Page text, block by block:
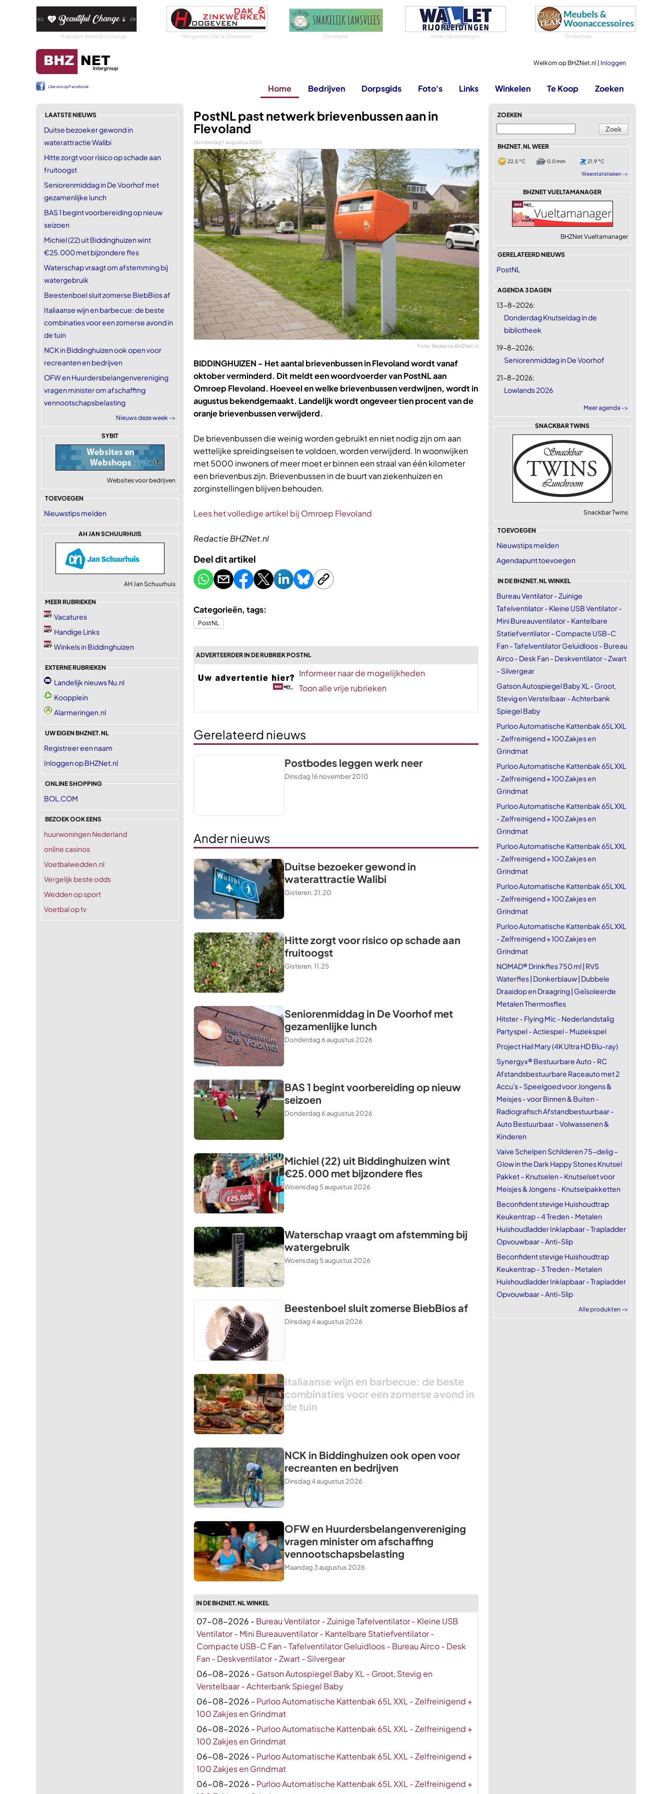
Kapsalon Beautiful Change Hoogeveen Dak & Zinkwerken Flevolamb Wallet Rijopleidingen Polderteak
Welkom op BHZNet.nl | Inloggen
Like ons op Facebook Home Bedrijven Dorpsgids Foto's Links Winkelen Te Koop Zoeken
LAATSTE NIEUWS
Duitse bezoeker gewond in
waterattractie Walibi
Hitte zorgt voor risico op schade aan
fruitoogst
Seniorenmiddag in De Voorhof met
gezamenlijke lunch
BAS 1 begint voorbereiding op nieuw
seizoen
Michiel (22) uit Biddinghuizen wint
€25.000 met bijzondere fles
Waterschap vraagt om afstemming bij
watergebruik
Beestenboel sluit zomerse BiebBios af
Italiaanse wijn en barbecue: de beste
combinaties voor een zomerse avond in
de tuin
NCK in Biddinghuizen ook open voor
recreanten en bedrijven
OFW en Huurdersbelangenvereniging
vragen minister om afschaffing
vennootschapsbelasting
Nieuws deze week ->
SYBIT
Websites voor bedrijven
TOEVOEGEN
Nieuwstips melden
AH JAN SCHUURHUIS
AH Jan Schuurhuis
MEER RUBRIEKEN
Vacatures
Handige Links
Winkels in Biddinghuizen
EXTERNE RUBRIEKEN
Landelijk nieuws Nu.nl
Koopplein
Alarmeringen.nl
UW EIGEN BHZNET.NL
Registreer een naam
Inloggen op BHZNet.nl
ONLINE SHOPPING
BOL.COM
BEZOEK OOK EENS
huurwoningen Nederland
online casinos
Voetbalwedden.nl
Vergelijk beste odds
Wedden op sport
Voetbal op tv
PostNL past netwerk brievenbussen aan in
Flevoland
Donderdag 1 augustus 2024
Foto: Redactie BHZNet.nl
BIDDINGHUIZEN - Het aantal brievenbussen in Flevoland wordt vanaf
oktober verminderd. Dit meldt een woordvoerder van PostNL aan
Omroep Flevoland. Hoeveel en welke brievenbussen verdwijnen, wordt in
augustus bekendgemaakt. Landelijk wordt ongeveer tien procent van de
oranje brievenbussen verwijderd.
De brievenbussen die weinig worden gebruikt en niet nodig zijn om aan
wettelijke spreidingseisen te voldoen, worden verwijderd. In woonwijken
met 5000 inwoners of meer moet er binnen een straal van één kilometer
een brievenbus zijn. Brievenbussen in de buurt van ziekenhuizen en
zorginstellingen blijven behouden.
Lees het volledige artikel bij Omroep Flevoland
Redactie BHZNet.nl
Deel dit artikel
Categorieën, tags:
PostNL
ADVERTEERDER IN DE RUBRIEK POSTNL
Informeer naar de mogelijkheden
Toon alle vrije rubrieken
Gerelateerd nieuws
Postbodes leggen werk neer
Dinsdag 16 november 2010
Ander nieuws
Duitse bezoeker gewond in
waterattractie Walibi
Gisteren, 21.20
Hitte zorgt voor risico op schade aan
fruitoogst
Gisteren, 11.25
Seniorenmiddag in De Voorhof met
gezamenlijke lunch
Donderdag 6 augustus 2026
BAS 1 begint voorbereiding op nieuw
seizoen
Donderdag 6 augustus 2026
Michiel (22) uit Biddinghuizen wint
€25.000 met bijzondere fles
Woensdag 5 augustus 2026
Waterschap vraagt om afstemming bij
watergebruik
Woensdag 5 augustus 2026
Beestenboel sluit zomerse BiebBios af
Dinsdag 4 augustus 2026
Italiaanse wijn en barbecue: de beste
combinaties voor een zomerse avond in
de tuin
NCK in Biddinghuizen ook open voor
recreanten en bedrijven
Dinsdag 4 augustus 2026
OFW en Huurdersbelangenvereniging
vragen minister om afschaffing
vennootschapsbelasting
Maandag 3 augustus 2026
IN DE BHZNET.NL WINKEL
07-08-2026 - Bureau Ventilator - Zuinige Tafelventilator - Kleine USB
Ventilator - Mini Bureauventilator - Kantelbare Statiefventilator -
Compacte USB-C Fan - Tafelventilator Geluidloos - Bureau Airco - Desk
Fan - Deskventilator - Zwart - Silvergear
06-08-2026 - Gatson Autospiegel Baby XL - Groot, Stevig en
Verstelbaar - Achterbank Spiegel Baby
06-08-2026 - Purloo Automatische Kattenbak 65L XXL - Zelfreinigend +
100 Zakjes en Grindmat
06-08-2026 - Purloo Automatische Kattenbak 65L XXL - Zelfreinigend +
100 Zakjes en Grindmat
06-08-2026 - Purloo Automatische Kattenbak 65L XXL - Zelfreinigend +
100 Zakjes en Grindmat
06-08-2026 - Purloo Automatische Kattenbak 65L XXL - Zelfreinigend +
ZOEKEN
BHZNET.NL WEER
22.5 °C 0.0 mm 21.9 °C
Weerstatistieken ->
BHZNET VUELTAMANAGER
BHZNet Vueltamanager
GERELATEERD NIEUWS
PostNL
AGENDA 3 DAGEN
13-8-2026:
Donderdag Knutseldag in de
bibliotheek
19-8-2026:
Seniorenmiddag in De Voorhof
21-8-2026:
Lowlands 2026
Meer agenda ->
SNACKBAR TWINS
Snackbar Twins
TOEVOEGEN
Nieuwstips melden
Agendapunt toevoegen
IN DE BHZNET.NL WINKEL
Bureau Ventilator - Zuinige
Tafelventilator - Kleine USB Ventilator -
Mini Bureauventilator - Kantelbare
Statiefventilator - Compacte USB-C
Fan - Tafelventilator Geluidloos - Bureau
Airco - Desk Fan - Deskventilator - Zwart
- Silvergear
Gatson Autospiegel Baby XL - Groot,
Stevig en Verstelbaar - Achterbank
Spiegel Baby
Purloo Automatische Kattenbak 65L XXL
- Zelfreinigend + 100 Zakjes en
Grindmat
Purloo Automatische Kattenbak 65L XXL
- Zelfreinigend + 100 Zakjes en
Grindmat
Purloo Automatische Kattenbak 65L XXL
- Zelfreinigend + 100 Zakjes en
Grindmat
Purloo Automatische Kattenbak 65L XXL
- Zelfreinigend + 100 Zakjes en
Grindmat
Purloo Automatische Kattenbak 65L XXL
- Zelfreinigend + 100 Zakjes en
Grindmat
Purloo Automatische Kattenbak 65L XXL
- Zelfreinigend + 100 Zakjes en
Grindmat
NOMAD® Drinkfles 750 ml | RVS
Waterfles | Donkerblauw | Dubbele
Draaidop en Draagring | Geïsoleerde
Metalen Thermosfles
Hitster - Flying Mic - Nederlandstalig
Partyspel - Actiespel - Muziekspel
Project Hail Mary (4K Ultra HD Blu-ray)
Synergyx® Bestuurbare Auto - RC
Afstandsbestuurbare Raceauto met 2
Accu's - Speelgoed voor Jongens &
Meisjes - voor Binnen & Buiten -
Radiografisch Afstandbestuurbaar -
Auto Bestuurbaar - Volwassenen &
Kinderen
Vaive Schelpen Schilderen 75-delig –
Glow in the Dark Happy Stones Knutsel
Pakket – Knutselen - Knutselset voor
Meisjes & Jongens - Knutselpakketten
Beconfident stevige Huishoudtrap
Keukentrap - 4 Treden - Metalen
Huishoudladder Inklapbaar - Trapladder
Opvouwbaar - Anti-Slip
Beconfident stevige Huishoudtrap
Keukentrap - 3 Treden - Metalen
Huishoudladder Inklapbaar - Trapladder
Opvouwbaar - Anti-Slip
Alle produkten ->